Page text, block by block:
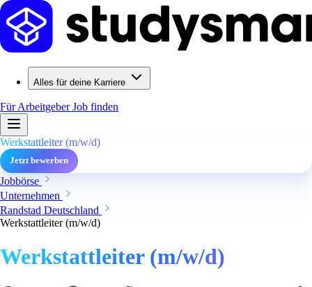
Alles für deine Karriere
Für ArbeitgeberJob finden
Werkstattleiter (m/w/d)
Jetzt bewerben
Jobbörse
Unternehmen
Randstad Deutschland
Werkstattleiter (m/w/d)
Werkstattleiter (m/w/d)